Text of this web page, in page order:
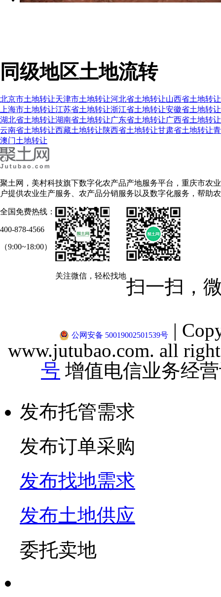
同级地区土地流转
北京市土地转让天津市土地转让河北省土地转让山西省土地转让
上海市土地转让江苏省土地转让浙江省土地转让安徽省土地转让
湖北省土地转让湖南省土地转让广东省土地转让广西省土地转让
云南省土地转让西藏土地转让陕西省土地转让甘肃省土地转让
澳门土地转让
聚土网，美村科技旗下数字化农产品产地服务平台，重庆市农
户提供农业生产服务、农产品分销服务以及数字化服务，帮助
全国免费热线：
400-878-4566
（9:00~18:00）
关注微信，轻松找地
扫一扫，
公网安备 50019002501539号 |
www.jutubao.com. all
号 增值电信业务经
发布托管需求
发布订单采购
发布找地需求
发布土地供应
委托卖地